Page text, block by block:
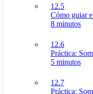
12.5
Cómo guiar
8 minutos
12.6
Práctica:
5 minutos
12.7
Práctica: